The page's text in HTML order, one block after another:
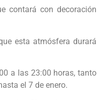
contará con decoración
esta atmósfera durará
a las 23:00 horas, tanto
el 7 de enero.